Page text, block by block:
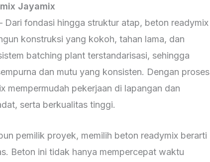
Jayamix
Dari fondasi hingga struktur atap, beton readymix
konstruksi yang kokoh, tahan lama, dan
batching plant terstandarisasi, sehingga
dan mutu yang konsisten. Dengan proses
mempermudah pekerjaan di lapangan dan
serta berkualitas tinggi.
pemilik proyek, memilih beton readymix berarti
Beton ini tidak hanya mempercepat waktu